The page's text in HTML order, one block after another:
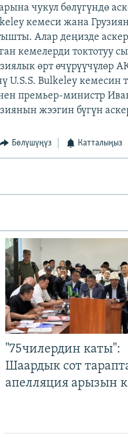
чукул бөлүгүндө
кемеси жана
Алар деңизде
кемелерди токтотуу
өрт өчүрүүчүлөр
U.S.S. Bulkeley кемесин
премьер-министр
жээгин бүгүн
Бөлүшүңүз Катталыңыз
"75чилердин каты":
Шаардык сот
апелляция арызын